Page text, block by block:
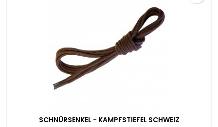
SCHNÜRSENKEL - KAMPFSTIEFEL SCHWEIZ